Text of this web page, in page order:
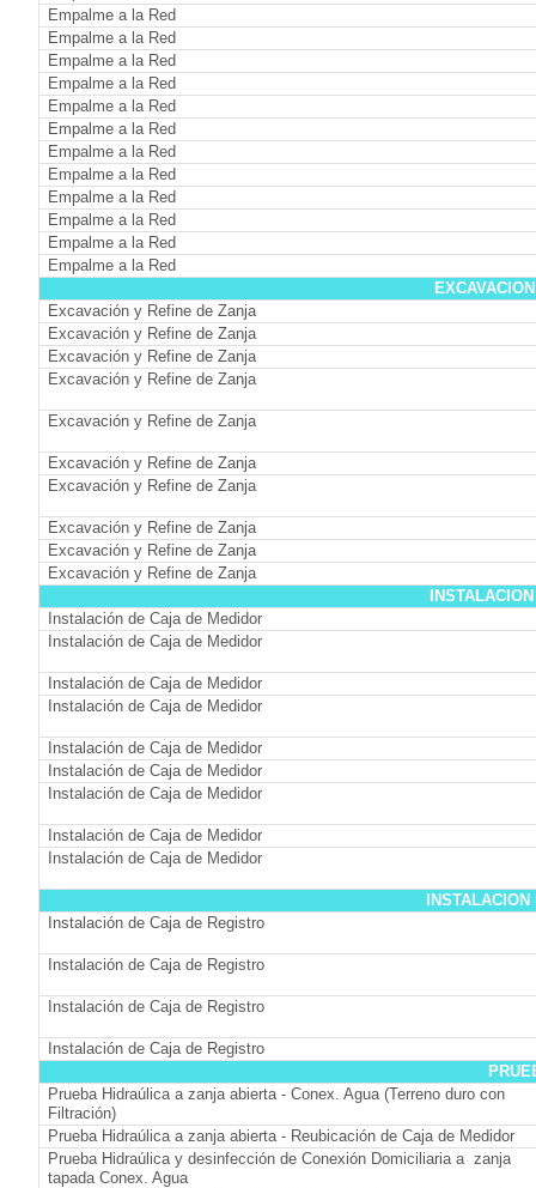
Empalme a la Red
Empalme a la Red
Empalme a la Red
Empalme a la Red
Empalme a la Red
Empalme a la Red
Empalme a la Red
Empalme a la Red
Empalme a la Red
Empalme a la Red
Empalme a la Red
Empalme a la Red
Excavación y Refine de Zanja
Excavación y Refine de Zanja
Excavación y Refine de Zanja
Excavación y Refine de Zanja
Excavación y Refine de Zanja
Excavación y Refine de Zanja
Excavación y Refine de Zanja
Excavación y Refine de Zanja
Excavación y Refine de Zanja
Excavación y Refine de Zanja
Instalación de Caja de Medidor
Instalación de Caja de Medidor
Instalación de Caja de Medidor
Instalación de Caja de Medidor
Instalación de Caja de Medidor
Instalación de Caja de Medidor
Instalación de Caja de Medidor
Instalación de Caja de Medidor
Instalación de Caja de Medidor
Instalación de Caja de Registro
Instalación de Caja de Registro
Instalación de Caja de Registro
Instalación de Caja de Registro
PR
Prueba Hidraúlica a zanja abierta - Conex. Agua (Terreno duro con
Filtración)
Prueba Hidraúlica a zanja abierta - Reubicación de Caja de Medidor
Prueba Hidraúlica y desinfección de Conexión Domiciliaria a zanja
tapada Conex. Agua